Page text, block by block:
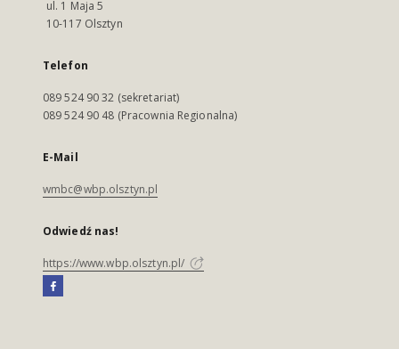
ul. 1 Maja 5
10-117 Olsztyn
Telefon
089 524 90 32 (sekretariat)
089 524 90 48 (Pracownia Regionalna)
E-Mail
wmbc@wbp.olsztyn.pl
Odwiedź nas!
https://www.wbp.olsztyn.pl/